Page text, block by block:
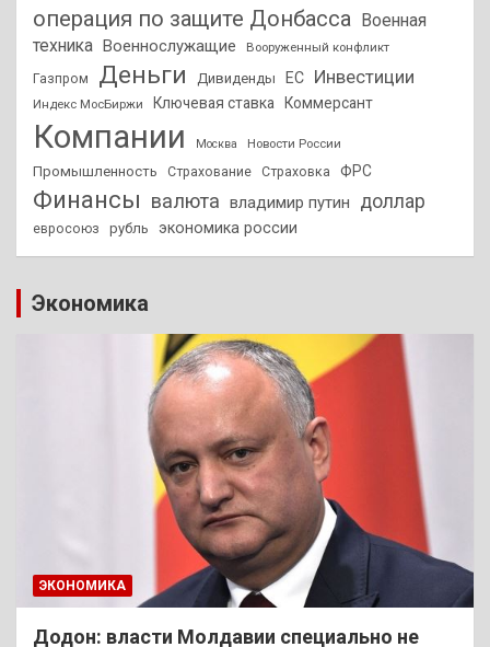
операция по защите Донбасса Военная
техника Военнослужащие Вооруженный конфликт
Газпром Деньги Дивиденды ЕС Инвестиции
Индекс МосБиржи Ключевая ставка Коммерсант
Компании Москва Новости России
Промышленность Страхование Страховка ФРС
Финансы валюта владимир путин доллар
евросоюз рубль экономика россии
Экономика
ЭКОНОМИКА
Додон: власти Молдавии специально не